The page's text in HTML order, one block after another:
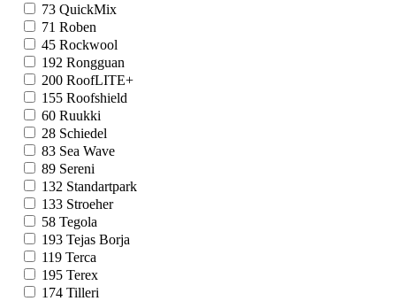
73 QuickMix
71 Roben
45 Rockwool
192 Rongguan
200 RoofLITE+
155 Roofshield
60 Ruukki
28 Schiedel
83 Sea Wave
89 Sereni
132 Standartpark
133 Stroeher
58 Tegola
193 Tejas Borja
119 Terca
195 Terex
174 Tilleri